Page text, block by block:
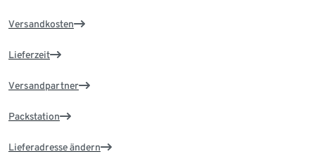
Versandkosten
Lieferzeit
Versandpartner
Packstation
Lieferadresse ändern